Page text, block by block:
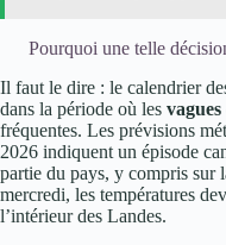
Pourquoi une telle
Il faut le dire : le calendrier
dans la période où les
fréquentes. Les prévisions
2026 indiquent un épisode
partie du pays, y compris sur
mercredi, les températures
l’intérieur des Landes.